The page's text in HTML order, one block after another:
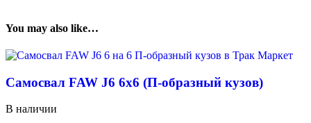
You may also like…
Самосвал FAW J6 6х6 (П-образный кузов)
В наличии